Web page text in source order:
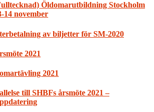
Öldomarutbildning Stockholm
14 november
av biljetter för SM-2020
2021
2021
till SHBFs årsmöte 2021 –